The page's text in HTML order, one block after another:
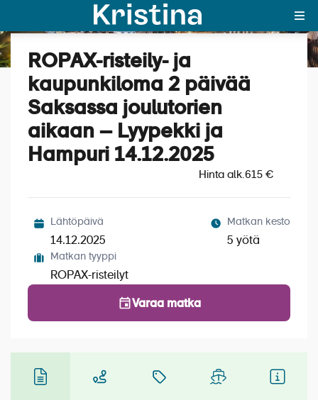
MAJAKKA-portaali
Yksin matkalle?
Suosikit
OTA YHTEYTTÄ
Kohteet
Matkatyypit
Matkakalenteri
Laivat
Hyvä tietää
Meistä
Katso kuvat (4)
ROPAX-risteily- ja
kaupunkiloma 2 päivää
Saksassa joulutorien
aikaan – Lyypekki ja
Hampuri 14.12.2025
Hinta alk.615 €
Lähtöpäivä
14.12.2025
Matkan kesto
5 yötä
Matkan tyyppi
ROPAX-risteilyt
Varaa matka